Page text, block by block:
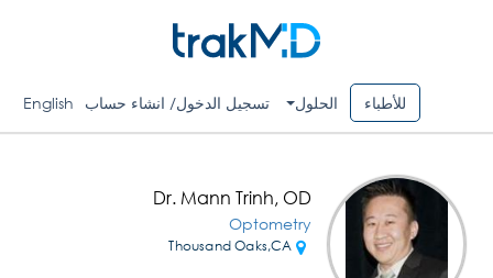
للأطباء الحلول تسجيل الدخول/ انشاء حساب English
Dr. Mann Trinh, OD
Optometry